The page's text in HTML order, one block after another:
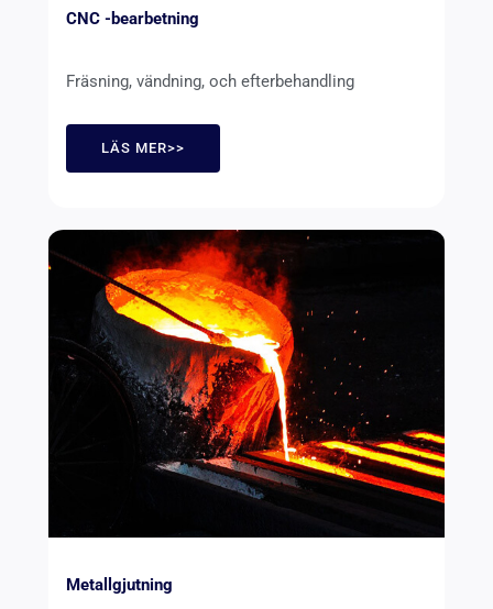
CNC -bearbetning
Fräsning, vändning, och efterbehandling
LÄS MER>>
Metallgjutning